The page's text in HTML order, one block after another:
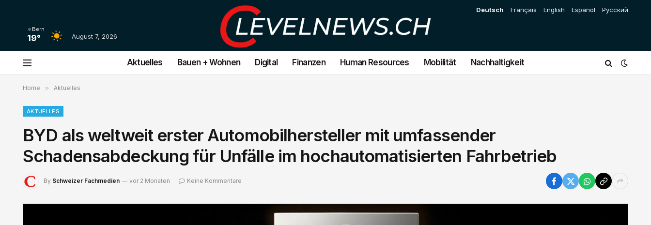
Deutsch Français English Español Русский
Bern
19° August 7, 2026
Aktuelles Bauen + Wohnen Digital Finanzen Human Resources Mobilität Nachhaltigkeit
Home » Aktuelles
AKTUELLES
BYD als weltweit erster Automobilhersteller mit umfassender
Schadensabdeckung für Unfälle im hochautomatisierten Fahrbetrieb
By Schweizer Fachmedien vor 2 Monaten Keine Kommentare